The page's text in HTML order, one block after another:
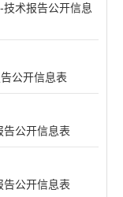
术报告公开信息
公开信息表
公开信息表
公开信息表